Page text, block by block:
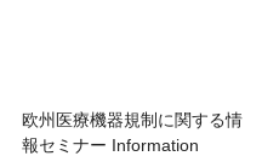
欧州医療機器規制に関する情
報セミナー Information